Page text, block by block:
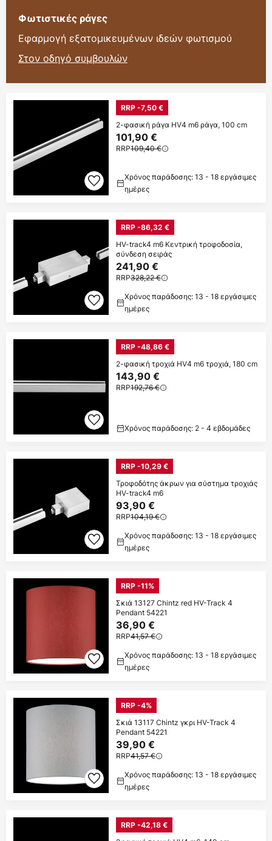
Φωτιστικές ράγες
Εφαρμογή εξατομικευμένων ιδεών φωτισμού
Στον οδηγό συμβουλών
RRP -7,50 €
2-φασική ράγα HV4 m6 ράγα, 100 cm
101,90 €
RRP109,40 €
Χρόνος παράδοσης: 13 - 18 εργάσιμες
ημέρες
RRP -86,32 €
HV-track4 m6 Κεντρική τροφοδοσία,
σύνδεση σειράς
241,90 €
RRP328,22 €
Χρόνος παράδοσης: 13 - 18 εργάσιμες
ημέρες
RRP -48,86 €
2-φασική τροχιά HV4 m6 τροχιά, 180 cm
143,90 €
RRP192,76 €
Χρόνος παράδοσης: 2 - 4 εβδομάδες
RRP -10,29 €
Τροφοδότης άκρων για σύστημα τροχιάς
HV-track4 m6
93,90 €
RRP104,19 €
Χρόνος παράδοσης: 13 - 18 εργάσιμες
ημέρες
RRP -11%
Σκιά 13127 Chintz red HV-Track 4
Pendant 54221
36,90 €
RRP41,57 €
Χρόνος παράδοσης: 13 - 18 εργάσιμες
ημέρες
RRP -4%
Σκιά 13117 Chintz γκρι HV-Track 4
Pendant 54221
39,90 €
RRP41,57 €
Χρόνος παράδοσης: 13 - 18 εργάσιμες
ημέρες
RRP -42,18 €